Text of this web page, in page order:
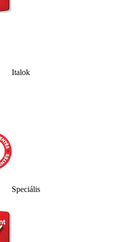
Italok
Speciális